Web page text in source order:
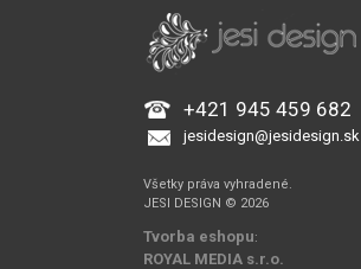
+421 945 459 682
jesidesign@jesidesign.sk
Všetky práva vyhradené.
JESI DESIGN © 2026
Tvorba eshopu:
ROYAL MEDIA s.r.o.